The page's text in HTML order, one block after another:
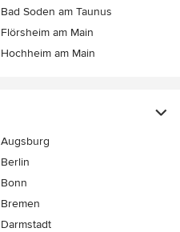
Bad Soden am Taunus
Flörsheim am Main
Hochheim am Main
Augsburg
Berlin
Bonn
Bremen
Darmstadt